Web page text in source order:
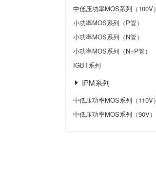
中低压功率MOS系列（100V）
小功率MOS系列（P管）
小功率MOS系列（N管）
小功率MOS系列（N+P管）
IGBT系列
IPM系列
中低压功率MOS系列（110V）
中低压功率MOS系列（90V）